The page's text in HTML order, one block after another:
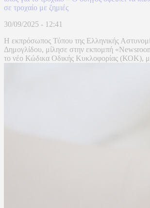
σε τροχαίο με ζημιές
30/09/2025 - 12:41
Η εκπρόσωπος Τύπου της Ελληνικής
Δημογλίδου, μίλησε στην εκπομπή
το νέο Κώδικα Οδικής Κυκλοφορίας (ΚΟΚ),